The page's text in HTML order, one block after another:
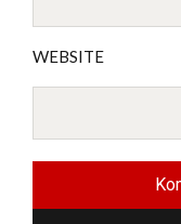
WEBSITE